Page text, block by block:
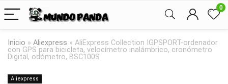
0
Inicio » Aliexpress » AliExpress Collection IGPSPORT-ordenador
con GPS para bicicleta, velocímetro inalámbrico, cronómetro
Digital, odómetro, BSC100S
Aliexpress